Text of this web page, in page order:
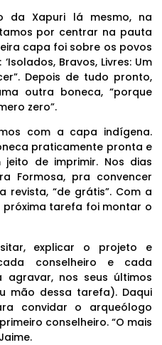
da Xapuri lá mesmo, na
por centrar na pauta
capa foi sobre os povos
Bravos, Livres: Um
Depois de tudo pronto,
outra boneca, “porque
zero”.
com a capa indígena.
praticamente pronta e
de imprimir. Nos dias
Formosa, pra convencer
revista, “de grátis”. Com a
próxima tarefa foi montar o
explicar o projeto e
conselheiro e cada
nos seus últimos
mão dessa tarefa). Daqui
convidar o arqueólogo
conselheiro. “O mais